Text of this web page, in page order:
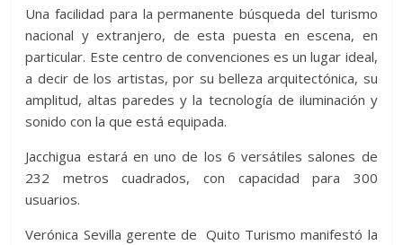
Una facilidad para la permanente búsqueda del turismo
nacional y extranjero, de esta puesta en escena, en
particular. Este centro de convenciones es un lugar ideal,
a decir de los artistas, por su belleza arquitectónica, su
amplitud, altas paredes y la tecnología de iluminación y
sonido con la que está equipada.
Jacchigua estará en uno de los 6 versátiles salones de
232 metros cuadrados, con capacidad para 300
usuarios.
Verónica Sevilla gerente de Quito Turismo manifestó la